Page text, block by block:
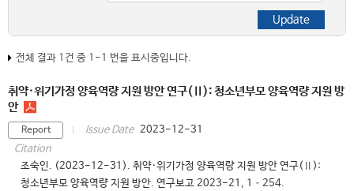
전체 결과 1건 중 1-1 번을 표시중입니다.
취약·위기가정 양육역량 지원 방안 연구(Ⅱ): 청소년부모 양육역량 지원 방
안
Report Issue Date 2023-12-31
Citation
조숙인. (2023-12-31). 취약·위기가정 양육역량 지원 방안 연구(Ⅱ):
청소년부모 양육역량 지원 방안. 연구보고 2023-21, 1–254.